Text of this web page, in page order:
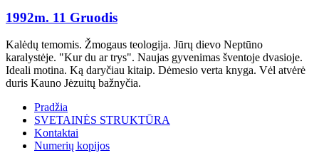
1992m. 11 Gruodis
Kalėdų temomis. Žmogaus teologija. Jūrų dievo Neptūno
karalystėje. "Kur du ar trys". Naujas gyvenimas šventoje dvasioje.
Ideali motina. Ką daryčiau kitaip. Dėmesio verta knyga. Vėl atvėrė
duris Kauno Jėzuitų bažnyčia.
Pradžia
SVETAINĖS STRUKTŪRA
Kontaktai
Numerių kopijos